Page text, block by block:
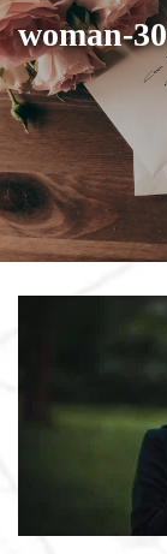
woman-